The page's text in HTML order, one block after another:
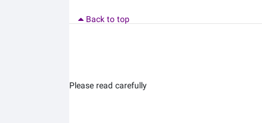
Back to top
Please read carefully